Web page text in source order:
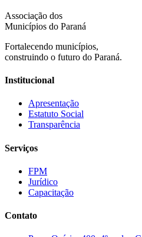
Associação dos
Municípios do Paraná
Fortalecendo municípios,
construindo o futuro do Paraná.
Institucional
Apresentação
Estatuto Social
Transparência
Serviços
FPM
Jurídico
Capacitação
Contato